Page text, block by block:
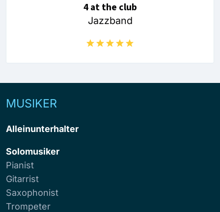
4 at the club
Jazzband
MUSIKER
Alleinunterhalter
Solomusiker
Pianist
Gitarrist
Saxophonist
Trompeter